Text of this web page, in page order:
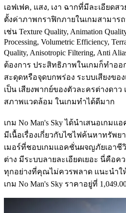
เอฟเฟค, แสง, เงา ฉากที่มีละเอียดส
ตั้งค่าภาพกราฟิกภายในเกมสามาร
เช่น Texture Quality, Animation
Processing, Volumetric Efficiency,
Quality, Anisotropic Filtering, Anti
ต้องการ ประสิทธิภาพในเกมก็ทำออ
สะดุดหรือจุดบกพร่อง ระบบเสียงขอ
เป็น เสียงพากย์ของตัวละครต่างดาว
สภาพแวดล้อม ในเกมทำได้ดีมาก
เกม No Man's Sky ได้นำเสนอเกม
มีเนื้อเรื่องเกี่ยวกับไซไฟค้นหาทรัพย
เมอร์ที่ชอบเกมแอคชั่นผจญภัยเอาชี
ต่าง มีระบบลายละเอียดเยอะ นี่คือ
ทุกอย่างที่คุณไม่ควรพลาด แนะนำใ
เกม No Man's Sky ราคาอยู่ที่